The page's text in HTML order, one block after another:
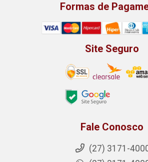
Formas de
Site Seguro
Fale Conosco
(27) 3171-